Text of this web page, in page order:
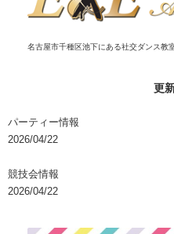
名古屋市千種区池下にある社交ダンス教
更
パーティー情報
2026/04/22
競技会情報
2026/04/22